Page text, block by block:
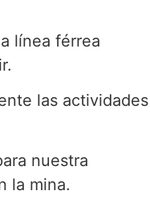
línea férrea
las actividades
nuestra
la mina.